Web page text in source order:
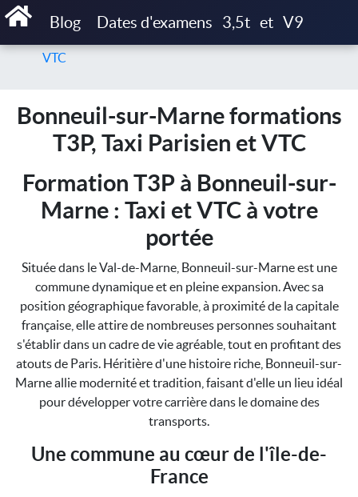
Blog Dates d'examens 3,5t et V9
Accueil
VTC
Bonneuil-sur-Marne formations
T3P, Taxi Parisien et VTC
Formation T3P à Bonneuil-sur-
Marne : Taxi et VTC à votre
portée
Située dans le Val-de-Marne, Bonneuil-sur-Marne est une
commune dynamique et en pleine expansion. Avec sa
position géographique favorable, à proximité de la capitale
française, elle attire de nombreuses personnes souhaitant
s'établir dans un cadre de vie agréable, tout en profitant des
atouts de Paris. Héritière d'une histoire riche, Bonneuil-sur-
Marne allie modernité et tradition, faisant d'elle un lieu idéal
pour développer votre carrière dans le domaine des
transports.
Une commune au cœur de l'île-de-
France